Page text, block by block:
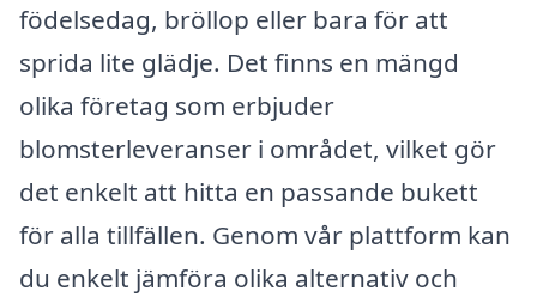
födelsedag, bröllop eller bara för att
sprida lite glädje. Det finns en mängd
olika företag som erbjuder
blomsterleveranser i området, vilket gör
det enkelt att hitta en passande bukett
för alla tillfällen. Genom vår plattform kan
du enkelt jämföra olika alternativ och